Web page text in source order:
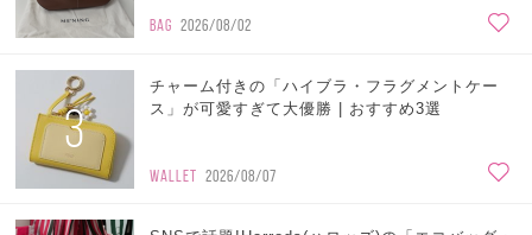
BAG 2026/08/02
3
チャーム付きの「ハイブラ・フラグメントケー
ス」が可愛すぎて大優勝 | おすすめ3選
WALLET 2026/08/07